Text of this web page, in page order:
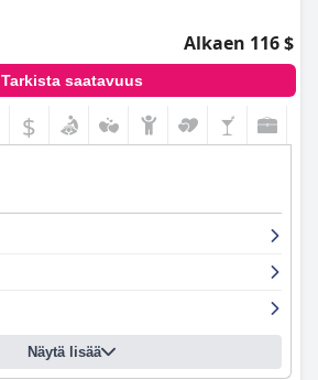
Alkaen 116 $
Tarkista saatavuus
$
Näytä lisää